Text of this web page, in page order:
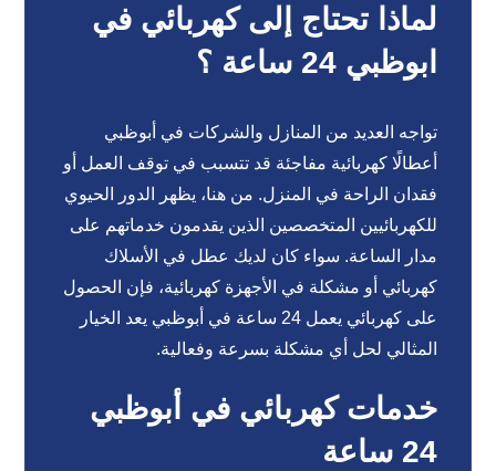
لماذا تحتاج إلى كهربائي في
ابوظبي 24 ساعة ؟
تواجه العديد من المنازل والشركات في أبوظبي
أعطالًا كهربائية مفاجئة قد تتسبب في توقف العمل أو
فقدان الراحة في المنزل. من هنا، يظهر الدور الحيوي
للكهربائيين المتخصصين الذين يقدمون خدماتهم على
مدار الساعة. سواء كان لديك عطل في الأسلاك
كهربائي أو مشكلة في الأجهزة كهربائية، فإن الحصول
على كهربائي يعمل 24 ساعة في أبوظبي يعد الخيار
المثالي لحل أي مشكلة بسرعة وفعالية.
خدمات كهربائي في أبوظبي
24 ساعة